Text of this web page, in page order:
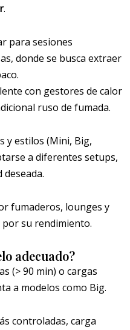
.
para sesiones
donde se busca extraer
con gestores de calor
ruso de fumada.
y estilos (Mini, Big,
a diferentes setups,
fumaderos, lounges y
su rendimiento.
adecuado?
(> 90 min) o cargas
a modelos como Big.
controladas, carga